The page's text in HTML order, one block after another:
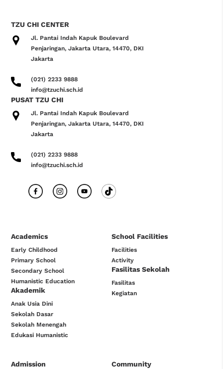
TZU CHI CENTER
Jl. Pantai Indah Kapuk Boulevard
Penjaringan, Jakarta Utara, 14470, DKI
Jakarta
(021) 2233 9888
info@tzuchi.sch.id
PUSAT TZU CHI
Jl. Pantai Indah Kapuk Boulevard
Penjaringan, Jakarta Utara, 14470, DKI
Jakarta
(021) 2233 9888
info@tzuchi.sch.id
Academics
Early Childhood
Primary School
Secondary School
Humanistic Education
Akademik
Anak Usia Dini
Sekolah Dasar
Sekolah Menengah
Edukasi Humanistic
School Facilities
Facilities
Activity
Fasilitas Sekolah
Fasilitas
Kegiatan
Admission Community